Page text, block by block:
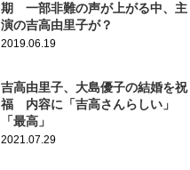
期 一部非難の声が上がる中、主
演の吉高由里子が？
2019.06.19
吉高由里子、大島優子の結婚を祝
福 内容に「吉高さんらしい」
「最高」
2021.07.29